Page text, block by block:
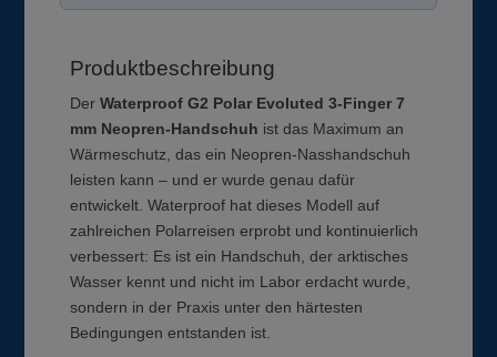
Produktbeschreibung
DerWaterproof G2 Polar Evoluted 3-Finger 7
mm Neopren-Handschuh ist das Maximum an
Wärmeschutz, das ein Neopren-Nasshandschuh
leisten kann – und er wurde genau dafür
entwickelt. Waterproof hat dieses Modell auf
zahlreichen Polarreisen erprobt und kontinuierlich
verbessert: Es ist ein Handschuh, der arktisches
Wasser kennt und nicht im Labor erdacht wurde,
sondern in der Praxis unter den härtesten
Bedingungen entstanden ist.